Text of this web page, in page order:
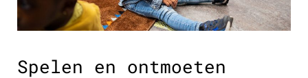
Spelen en ontmoeten